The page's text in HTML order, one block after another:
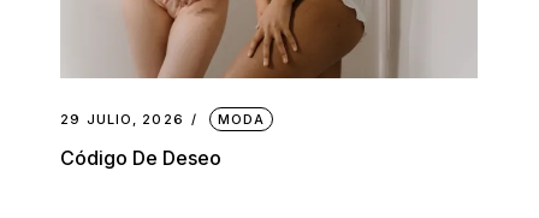
29 JULIO, 2026 MODA
Código De Deseo